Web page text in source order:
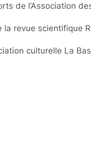
de l’Association
la revue scientifique
culturelle La